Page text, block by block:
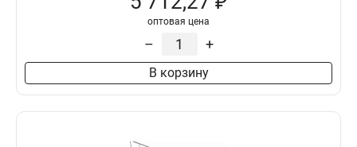
оптовая цена
– +
В корзину